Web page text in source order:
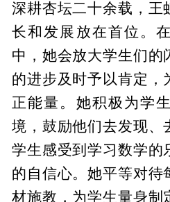
深耕杏坛二十余载，王
长和发展放在首位。
中，她会放大学生们的
的进步及时予以肯定，
正能量。她积极为学
境，鼓励他们去发现、
学生感受到学习数学的
的自信心。她平等对待
材施教，为学生量身制